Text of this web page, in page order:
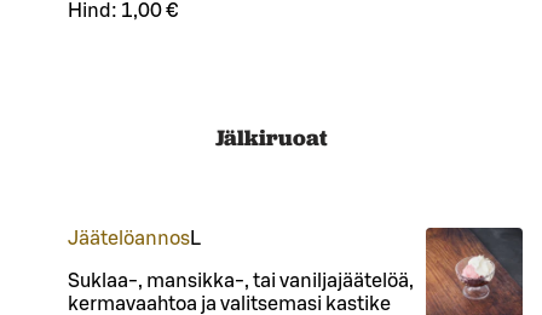
Hind: 1,00 €
Jälkiruoat
JäätelöannosL
Suklaa-, mansikka-, tai vaniljajäätelöä,
kermavaahtoa ja valitsemasi kastike